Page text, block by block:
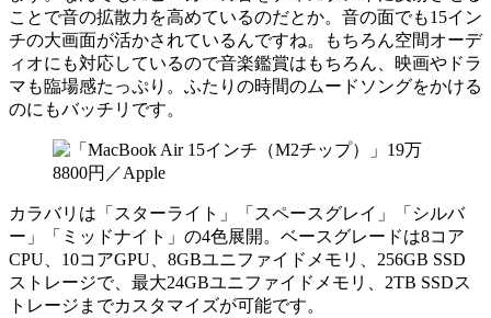
ことで音の拡散力を高めているのだとか。音の面でも15イン
チの大画面が活かされているんですね。もちろん空間オーデ
ィオにも対応しているので音楽鑑賞はもちろん、映画やドラ
マも臨場感たっぷり。ふたりの時間のムードソングをかける
のにもバッチリです。
カラバリは「スターライト」「スペースグレイ」「シルバ
ー」「ミッドナイト」の4色展開。ベースグレードは8コア
CPU、10コアGPU、8GBユニファイドメモリ、256GB SSD
ストレージで、最大24GBユニファイドメモリ、2TB SSDス
トレージまでカスタマイズが可能です。